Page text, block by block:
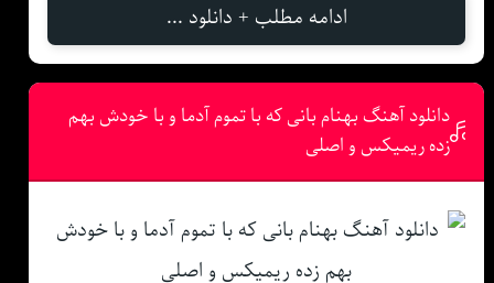
ادامه مطلب + دانلود ...
دانلود آهنگ بهنام بانی که با تموم آدما و با خودش بهم
زده ریمیکس و اصلی